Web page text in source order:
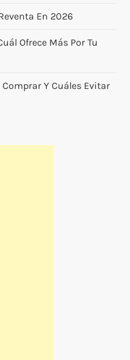
En 2026
Ofrece Más Por Tu
Y Cuáles Evitar